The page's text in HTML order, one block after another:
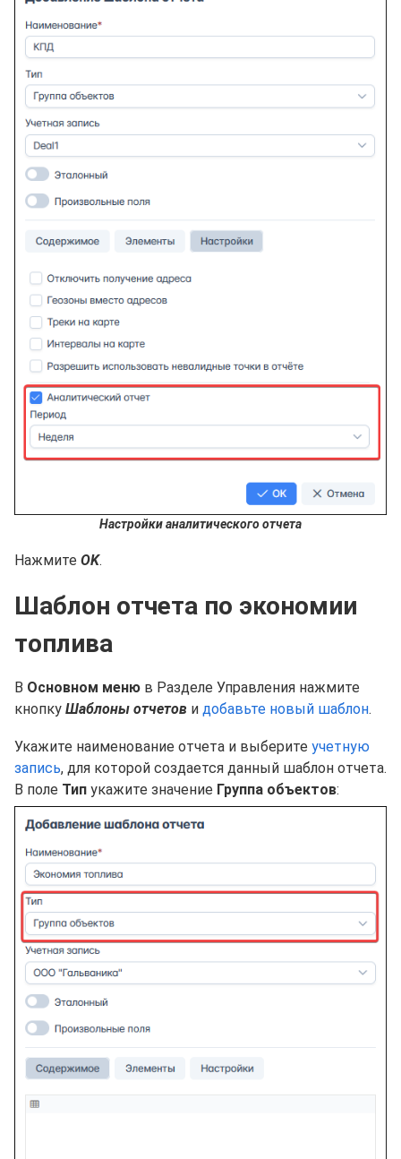
Настройки аналитического отчета
Нажмите OK.
Шаблон отчета по экономии
топлива
В Основном меню в Разделе Управления нажмите
кнопку Шаблоны отчетов и добавьте новый шаблон.
Укажите наименование отчета и выберите учетную
запись, для которой создается данный шаблон отчета.
В поле Тип укажите значение Группа объектов: